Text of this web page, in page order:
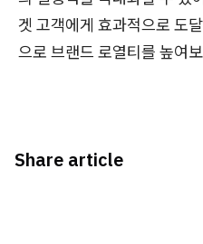
겟 고객에게 효과적으로 도
으로 브랜드 로열티를 높여
Share article